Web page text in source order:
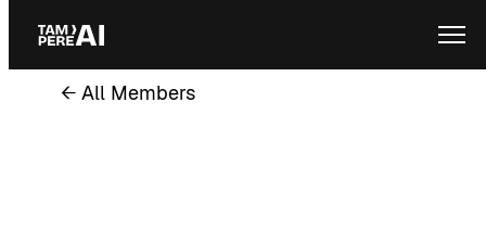
Skip
content
← All Members